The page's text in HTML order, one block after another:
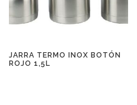
JARRA TERMO INOX BOTÓN
ROJO 1,5L